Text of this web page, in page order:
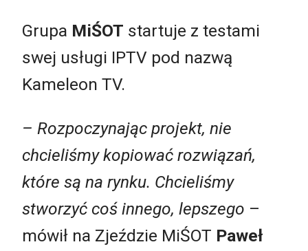
Grupa MiŚOT startuje z testami
swej usługi IPTV pod nazwą
Kameleon TV.
– Rozpoczynając projekt, nie
chcieliśmy kopiować rozwiązań,
które są na rynku. Chcieliśmy
stworzyć coś innego, lepszego –
mówił na Zjeździe MiŚOT Paweł